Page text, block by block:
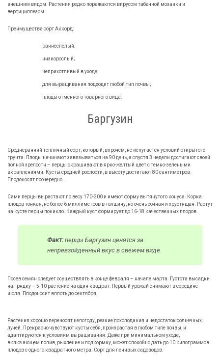
внешним видом. Растения редко поражаются вирусом табачной мозаики и
вертициллезом.
Преимущества сорт Аккорд:
раннеспелый;
низкорослый;
неприхотливый в уходе;
для выращивания подходит любой тип почвы;
плоды отменного товарного вида.
Баргузин
Среднеранний тепличный сорт, который, впрочем, не испугается условий открытого
грунта. Плоды начинают завязываться на 90 день, а спустя 3 недели достигают своей
полной зрелости – перцы окрашивают в ярко-желтый цвет с темно-зелеными
вкраплениями. Кусты средней рослости, в высоту достигают 80 сантиметров.
Плодоносят поочередно.
Сами перцы вырастают по весу 170-200 и имеют форму вытянутого конуса. Корка
плодов тонкая, не более 6 миллиметров в толщину, но очень сочная и хрустящая. Растут
на кусте перцы поникло. Каждый куст формирует до 16-18 качественных плодов.
Факт:перцы Баргузин ценятся за
непревзойденный вкус в свежем виде.
Посев семян следует осуществлять в конце февраля – начале марта. Густота высадки
на грядку – 5-10 растение на один квадрат. Первый урожай снимают в середине
июля. Плодоносит вплоть до сентября.
Растения хорошо переносят непогоду, резкие похолодания и недостаток солнечных
лучей. Прекрасно чувствуют кусты себя, произрастая в любом типе почвы, и
адаптируются к условиям выращивания. Даже при минимальном уходе,
включающем полив, рыхление и подкормку, может спокойно дать до 10 килограммов
плодов с одного квадратного метра. Сорт для ленивых садоводов.